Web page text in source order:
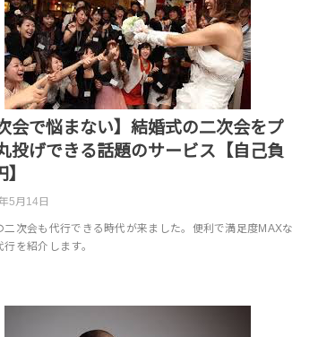
会で悩まない】結婚式の二次会をプ
投げできる話題のサービス【自己負
5月14日
二次会も代行できる時代が来ました。便利で満足度MAXな
行を紹介します。